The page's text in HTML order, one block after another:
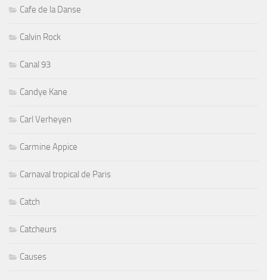
Cafe de la Danse
Calvin Rock
Canal 93
Candye Kane
Carl Verheyen
Carmine Appice
Carnaval tropical de Paris
Catch
Catcheurs
Causes